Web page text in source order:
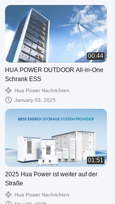
00:44
HUA POWER OUTDOOR All-in-One
Schrank ESS
Hua Power Nachrichten
January 03, 2025
01:51
2025 Hua Power ist weiter auf der
Straße
Hua Power Nachrichten